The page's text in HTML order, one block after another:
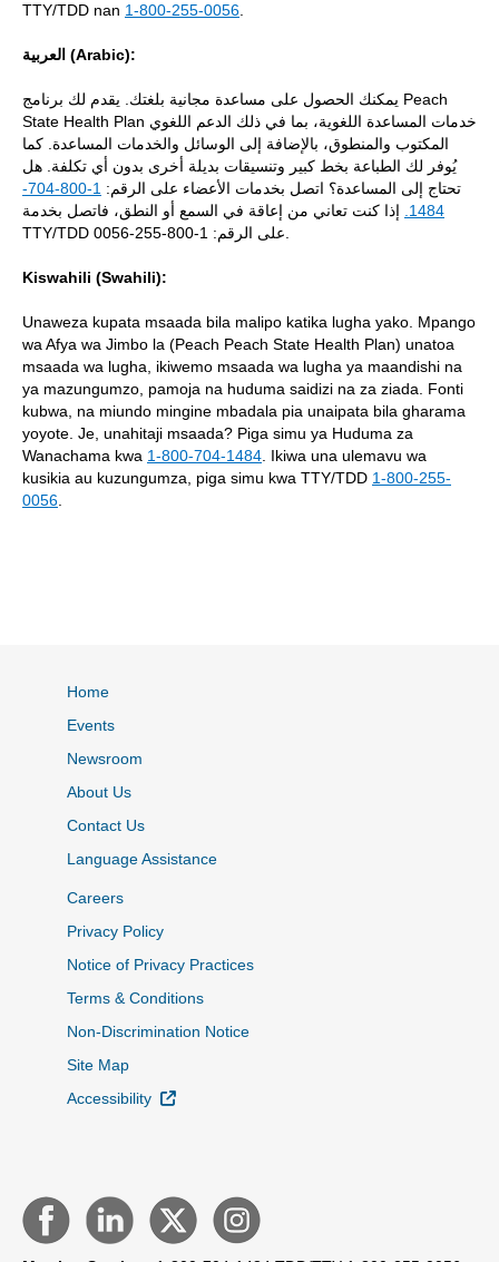
TTY/TDD nan 1-800-255-0056
العربية (Arabic):
يمكنك الحصول على مساعدة مجانية بلغتك. يقدم لك برنامج Peach
State Health Plan خدمات المساعدة اللغوية، بما في ذلك الدعم اللغوي
المكتوب والمنطوق، بالإضافة إلى الوسائل والخدمات المساعدة. كما
يُوفر لك الطباعة بخط كبير وتنسيقات بديلة أخرى بدون أي تكلفة. هل
تحتاج إلى المساعدة؟ اتصل بخدمات الأعضاء على الرقم:
1-800-704-
1484.
إذا كنت تعاني من إعاقة في السمع أو النطق، فاتصل بخدمة
Kiswahili (Swahili):
Unaweza kupata msaada bila malipo katika lugha yako. Mpango
wa Afya wa Jimbo la (Peach Peach State Health Plan) unatoa
msaada wa lugha, ikiwemo msaada wa lugha ya maandishi na
ya mazungumzo, pamoja na huduma saidizi na za ziada. Fonti
kubwa, na miundo mingine mbadala pia unaipata bila gharama
yoyote. Je, unahitaji msaada? Piga simu ya Huduma za
Wanachama kwa 1-800-704-1484 . Ikiwa una ulemavu wa
kusikia au kuzungumza, piga simu kwa TTY/TDD 1-800-255-
0056
Home
Events
Newsroom
About Us
Contact Us
Language Assistance
Careers
Privacy Policy
Notice of Privacy Practices
Terms & Conditions
Non-Discrimination Notice
Site Map
Accessibility
External Link